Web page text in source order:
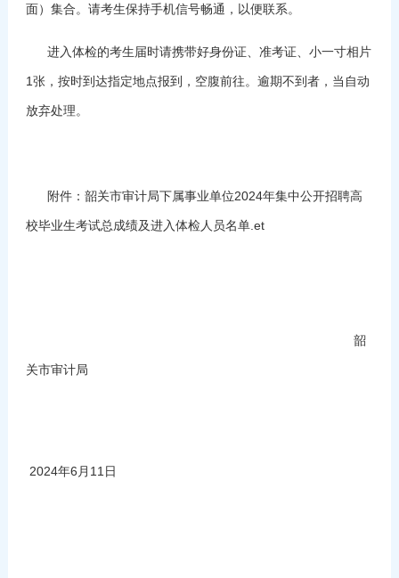
面）集合。请考生保持手机信号畅通，以便联系。
进入体检的考生届时请携带好身份证、准考证、小一寸相片
1张，按时到达指定地点报到，空腹前往。逾期不到者，当自动
放弃处理。
附件：韶关市审计局下属事业单位2024年集中公开招聘高
校毕业生考试总成绩及进入体检人员名单.et
韶
关市审计局
2024年6月11日